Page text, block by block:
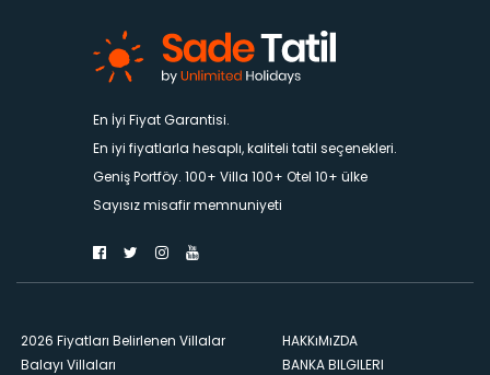
En İyi Fiyat Garantisi.
En iyi fiyatlarla hesaplı, kaliteli tatil seçenekleri.
Geniş Portföy. 100+ Villa 100+ Otel 10+ ülke
Sayısız misafir memnuniyeti
2026 Fiyatları Belirlenen Villalar
Balayı Villaları
HAKKıMıZDA
BANKA BILGILERI